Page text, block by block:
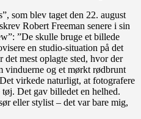
som blev taget den 22. august
Robert Freeman senere i sin
”De skulle bruge et billede
en studio-situation på det
det mest oplagte sted, hvor der
vinduerne og et mørkt rødbrunt
virkede naturligt, at fotografere
Det gav billedet en helhed.
eller stylist – det var bare mig,